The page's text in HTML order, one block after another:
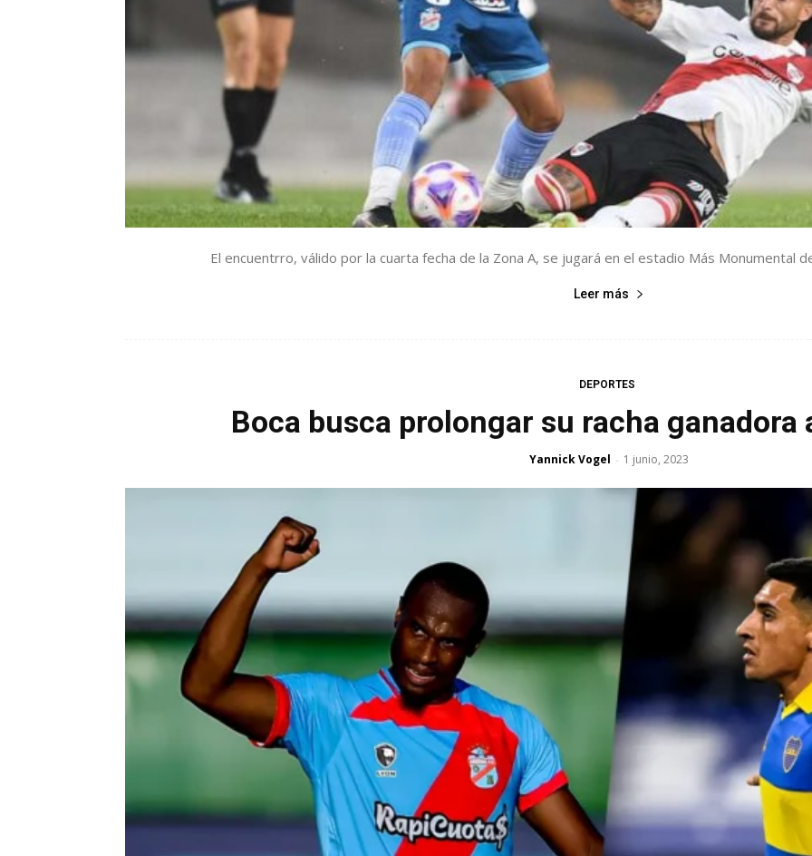
El encuentrro, válido por la cuarta fecha de la Zona A, se jugará en el estadio Más Monumental
Leer más
DEPORTES
Boca busca prolongar su racha
Yannick Vogel - 1 junio, 2023